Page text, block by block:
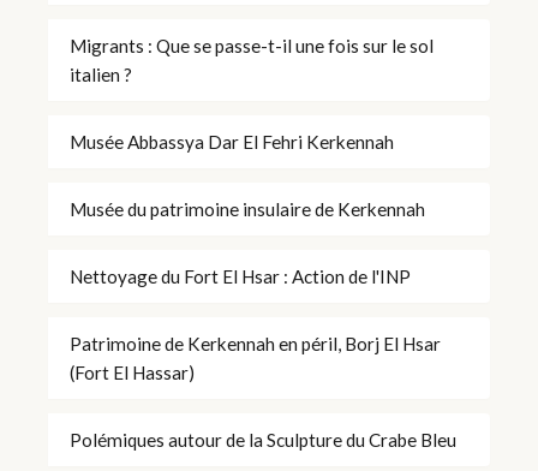
Migrants : Que se passe-t-il une fois sur le sol
italien ?
Musée Abbassya Dar El Fehri Kerkennah
Musée du patrimoine insulaire de Kerkennah
Nettoyage du Fort El Hsar : Action de l'INP
Patrimoine de Kerkennah en péril, Borj El Hsar
(Fort El Hassar)
Polémiques autour de la Sculpture du Crabe Bleu